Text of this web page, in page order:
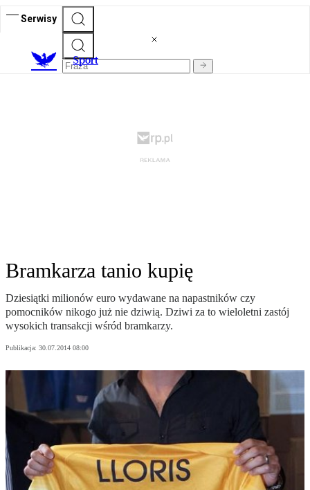
Serwisy
Sport
Bramkarza tanio kupię
Dziesiątki milionów euro wydawane na napastników czy
pomocników nikogo już nie dziwią. Dziwi za to wieloletni zastój
wysokich transakcji wśród bramkarzy.
Publikacja: 30.07.2014 08:00